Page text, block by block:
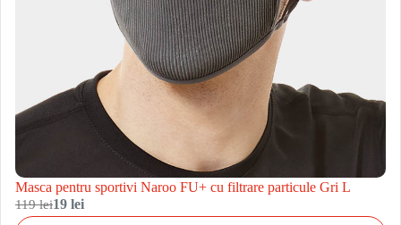
Masca pentru sportivi Naroo FU+ cu filtrare particule Gri L
119 lei19 lei